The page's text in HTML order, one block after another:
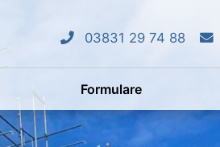
03831 29 74 88
Formulare